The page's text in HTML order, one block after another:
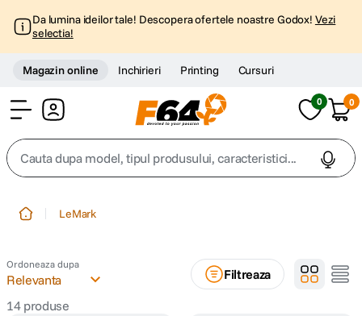
Da lumina ideilor tale! Descopera ofertele noastre Godox! Vezi
selectia!
Magazin online Inchirieri Printing Cursuri
0 0
Cauta dupa model, tipul produsului, caracteristici...
2. trepied
LeMark
Ordoneaza dupa
Relevanta
Filtreaza
14 produse